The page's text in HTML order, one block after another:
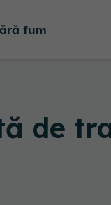
fum
de